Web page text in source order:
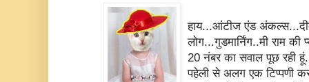
हाय...आंटीज एंड
लोग...गुडमार्निंग..मी राम की
20 नंबर का सवाल पूछ रही
पहेली से अलग एक टिप्पणी